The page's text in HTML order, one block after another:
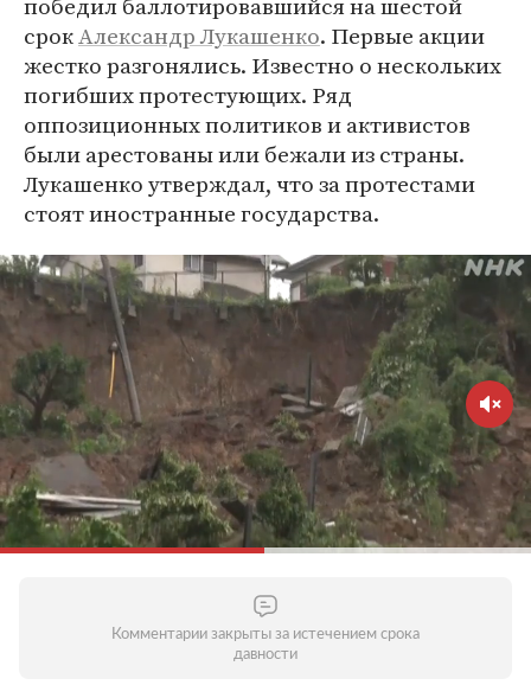
срокАлександр Лукашенко. Первые акции
жестко разгонялись. Известно о нескольких
погибших протестующих. Ряд
оппозиционных политиков и активистов
были арестованы или бежали из страны.
Лукашенко утверждал, что за протестами
стоят иностранные государства.
Комментарии закрыты за истечением срока
давности